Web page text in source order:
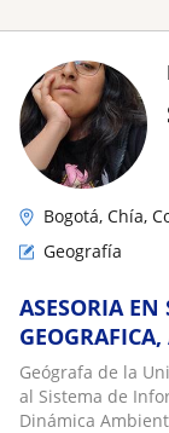
Bogotá, Chía,
Geografía
ASESORIA
Geógrafa de la
al Sistema de
Dinámica